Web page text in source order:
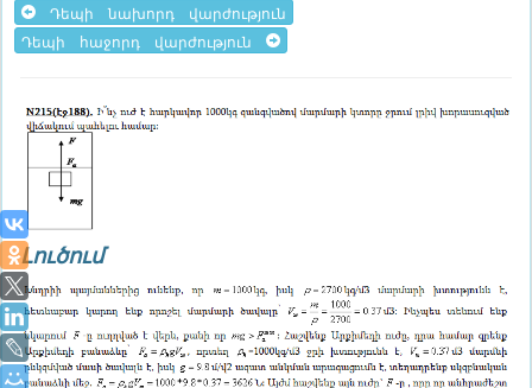
Դեպի նախորդ վարժություն
Դեպի հաջորդ վարժություն
Լուծում